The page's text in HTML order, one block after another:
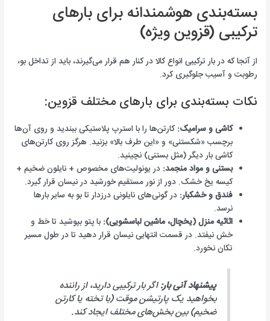
بسته‌بندی هوشمندانه برای بارهای
ترکیبی (قزوین ویژه)
از آنجا که در بار ترکیبی انواع کالا در کنار هم قرار می‌گیرند، باید از تداخل بو،
رطوبت و آسیب جلوگیری کرد.
نکات بسته‌بندی برای بارهای مختلف قزوین:
کاشی و سرامیک: کارتن‌ها را با استرپ پلاستیکی ببندید و روی آن‌ها
برچسب «شکستنی» و «این طرف بالا» بزنید. هرگز روی کارتن‌های
کاشی بار دیگر (مثل بستنی) نچینید.
بستنی و مواد منجمد: در یونولیت‌های مخصوص + نایلون ضخیم +
کیسه یخ خشک. دور از نور مستقیم خورشید در نیسان قرار گیرد.
فندق و خشکبار: در گونی‌های نایلونی درزدار تا بو به سایر بارها
نرسد.
اثاثیه منزل (یخچال، ماشین لباسشویی): با پتو بپوشید تا خط و
خش نیفتد. در قسمت انتهایی نیسان قرار دهید تا در طول مسیر
تکان نخورد.
پیشنهاد آنی بار:اگر بار ترکیبی دارید، از راننده
بخواهید یک پارتیشن موقت (با تخته یا کارتن
ضخیم) بین بخش‌های مختلف ایجاد کند.